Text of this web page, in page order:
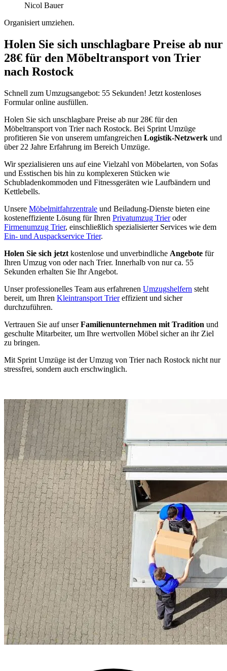
Nicol Bauer
Organisiert umziehen.
Holen Sie sich unschlagbare Preise ab nur
28€ für den Möbeltransport von Trier
nach Rostock
Schnell zum Umzugsangebot: 55 Sekunden! Jetzt kostenloses
Formular online ausfüllen.
Holen Sie sich unschlagbare Preise ab nur 28€ für den
Möbeltransport von Trier nach Rostock. Bei Sprint Umzüge
profitieren Sie von unserem umfangreichen Logistik-Netzwerk und
über 22 Jahre Erfahrung im Bereich Umzüge.
Wir spezialisieren uns auf eine Vielzahl von Möbelarten, von Sofas
und Esstischen bis hin zu komplexeren Stücken wie
Schubladenkommoden und Fitnessgeräten wie Laufbändern und
Kettlebells.
Unsere Möbelmitfahrzentrale und Beiladung-Dienste bieten eine
kosteneffiziente Lösung für Ihren Privatumzug Trieroder
Firmenumzug Trier, einschließlich spezialisierter Services wie dem
Ein- und Auspackservice Trier.
Holen Sie sich jetzt kostenlose und unverbindliche Angebote für
Ihren Umzug von oder nach Trier. Innerhalb von nur ca. 55
Sekunden erhalten Sie Ihr Angebot.
Unser professionelles Team aus erfahrenen Umzugshelfern steht
bereit, um Ihren Kleintransport Triereffizient und sicher
durchzuführen.
Vertrauen Sie auf unserFamilienunternehmen mit Tradition und
geschulte Mitarbeiter, um Ihre wertvollen Möbel sicher an ihr Ziel
zu bringen.
Mit Sprint Umzüge ist der Umzug von Trier nach Rostock nicht nur
stressfrei, sondern auch erschwinglich.